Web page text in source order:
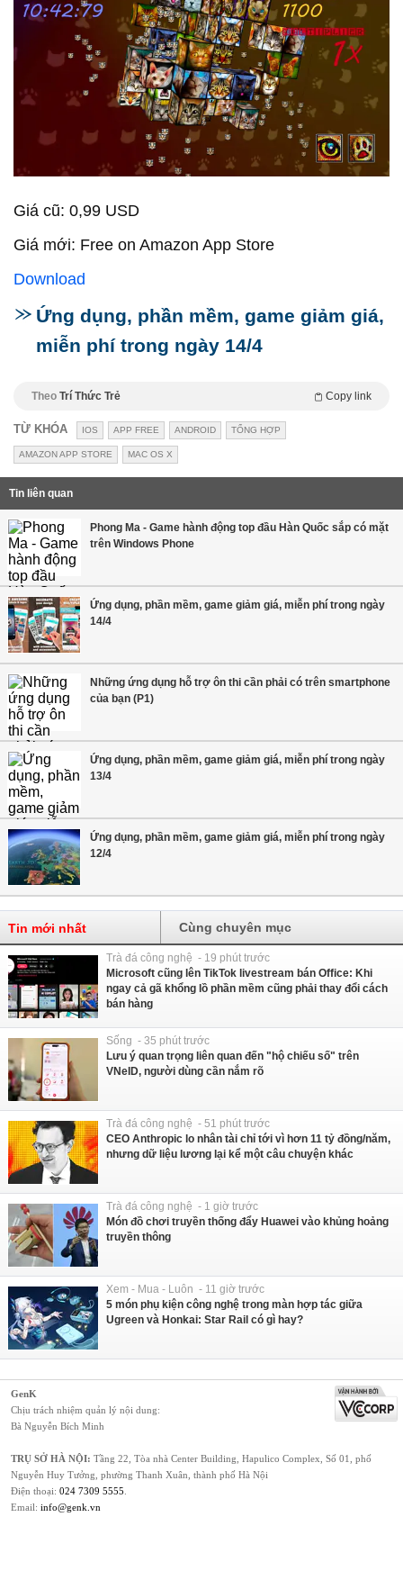
Giá cũ: 0,99 USD
Giá mới: Free on Amazon App Store
Download
Ứng dụng, phần mềm, game giảm giá,
miễn phí trong ngày 14/4
Theo Trí Thức Trẻ Copy link
TỪ KHÓA IOS APP FREE ANDROID TỔNG HỢP
AMAZON APP STORE MAC OS X
Tin liên quan
Phong Ma - Game hành động top đầu Hàn Quốc sắp có mặt
trên Windows Phone
Ứng dụng, phần mềm, game giảm giá, miễn phí trong ngày
14/4
Những ứng dụng hỗ trợ ôn thi cần phải có trên smartphone
của bạn (P1)
Ứng dụng, phần mềm, game giảm giá, miễn phí trong ngày
13/4
Ứng dụng, phần mềm, game giảm giá, miễn phí trong ngày
12/4
Tin mới nhất Cùng chuyên mục
Trà đá công nghệ - 19 phút trước
Microsoft cũng lên TikTok livestream bán Office: Khi
ngay cả gã khổng lồ phần mềm cũng phải thay đổi cách
bán hàng
Sống - 35 phút trước
Lưu ý quan trọng liên quan đến "hộ chiếu số" trên
VNeID, người dùng cần nắm rõ
Trà đá công nghệ - 51 phút trước
CEO Anthropic lo nhân tài chỉ tới vì hơn 11 tỷ đồng/năm,
nhưng dữ liệu lương lại kể một câu chuyện khác
Trà đá công nghệ - 1 giờ trước
Món đồ chơi truyền thống đẩy Huawei vào khủng hoảng
truyền thông
Xem - Mua - Luôn - 11 giờ trước
5 món phụ kiện công nghệ trong màn hợp tác giữa
Ugreen và Honkai: Star Rail có gì hay?
GenK
Chịu trách nhiệm quản lý nội dung:
Bà Nguyễn Bích Minh
TRỤ SỞ HÀ NỘI: Tầng 22, Tòa nhà Center Building, Hapulico Complex, Số 01, phố
Nguyễn Huy Tưởng, phường Thanh Xuân, thành phố Hà Nội
Điện thoại: 024 7309 5555
Email: info@genk.vn